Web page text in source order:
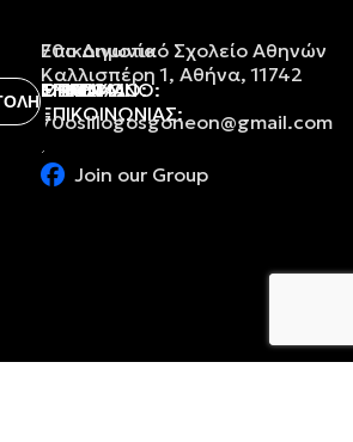
Επικοινωνία
ΟΝΟΜΑ:
ΕΠΩΝΥΜΟ:
ΤΗΛΕΦΩΝΟ:
EMAIL:
ΘΕΜΑ
ΕΠΙΚΟΙΝΩΝΙΑΣ:
ΜΗΝΥΜΑ:
70ο Δημοτικό Σχολείο Αθηνών
Καλλισπέρη 1, Αθήνα, 11742
70osillogosgoneon@gmail.com
Join our Group